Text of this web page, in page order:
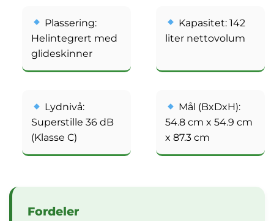
Plassering:
Helintegrert med
glideskinner
Kapasitet: 142
liter nettovolum
Lydnivå:
Superstille 36 dB
(Klasse C)
Mål (BxDxH):
54.8 cm x 54.9 cm
x 87.3 cm
Fordeler